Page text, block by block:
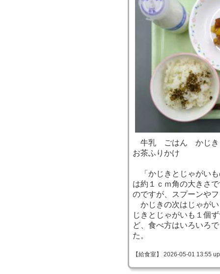
牛乳 ごはん かじき
お茶ふりかけ
「かじきとじゃがいも
は約１ｃｍ角の大きさ
のですが、スプーンや
かじきの次はじゃがい
じきとじゃがいも１個
ど、食べ方はいろいろ
た。
【給食室】 2026-05-01 13:55